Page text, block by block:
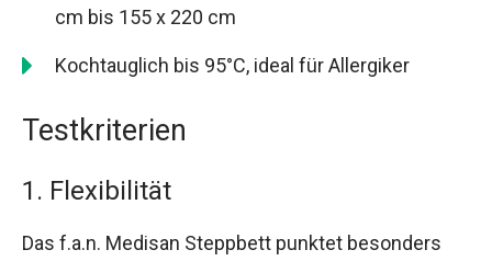
cm bis 155 x 220 cm
Kochtauglich bis 95°C, ideal für Allergiker
Testkriterien
1. Flexibilität
Das f.a.n. Medisan Steppbett punktet besonders